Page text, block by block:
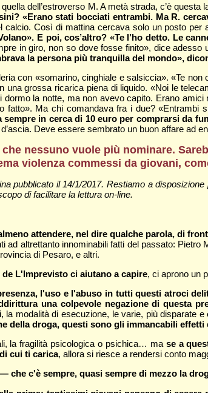
dell’estroverso M. A metà strada, c’è
«Erano stati bocciati entrambi. Ma R.
calcio. Così di mattina cercava solo un posto per
E poi, cos’altro? «Te l’ho detto. Le
in giro, non so dove fosse finito», dice adesso
la persona più tranquilla del mondo»,
con «somarino, cinghiale e salsiccia». «Te
una grossa ricarica piena di liquido. «Noi le
la notte, ma non avevo capito. Erano
Ma chi comandava fra i due? «Entrambi
in cerca di 10 euro per comprarsi da
Deve essere sembrato un buon affare ad
nessuno vuole più nominare.
violenza commessi da giovani,
pubblicato il 14/1/2017. Restiamo a
di facilitare la lettura on-line.
attendere, nel dire qualche parola, di
ad altrettanto innominabili fatti del passato:
di Pesaro, e altri.
L'Imprevisto ci aiutano a capire, ci aprono un
l'uso e l'abuso in tutti questi atroci
una colpevole negazione di questa
la modalità di esecuzione, le varie, più disparate
della droga, questi sono gli immancabili effetti
la fragilità psicologica o psichica… ma se a
cui ti carica, allora si riesce a rendersi conto
che c'è sempre, quasi sempre di mezzo la